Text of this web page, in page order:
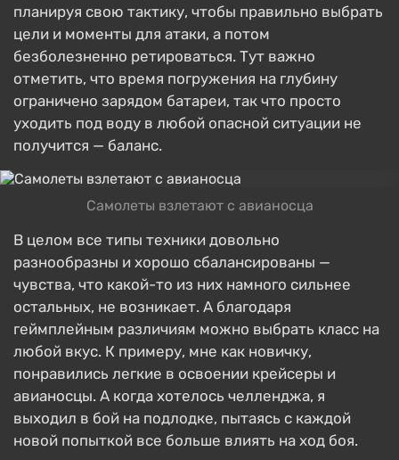
планируя свою тактику, чтобы правильно выбрать
цели и моменты для атаки, а потом
безболезненно ретироваться. Тут важно
отметить, что время погружения на глубину
ограничено зарядом батареи, так что просто
уходить под воду в любой опасной ситуации не
получится — баланс.
Самолеты взлетают с авианосца
В целом все типы техники довольно
разнообразны и хорошо сбалансированы —
чувства, что какой-то из них намного сильнее
остальных, не возникает. А благодаря
геймплейным различиям можно выбрать класс на
любой вкус. К примеру, мне как новичку,
понравились легкие в освоении крейсеры и
авианосцы. А когда хотелось челленджа, я
выходил в бой на подлодке, пытаясь с каждой
новой попыткой все больше влиять на ход боя.